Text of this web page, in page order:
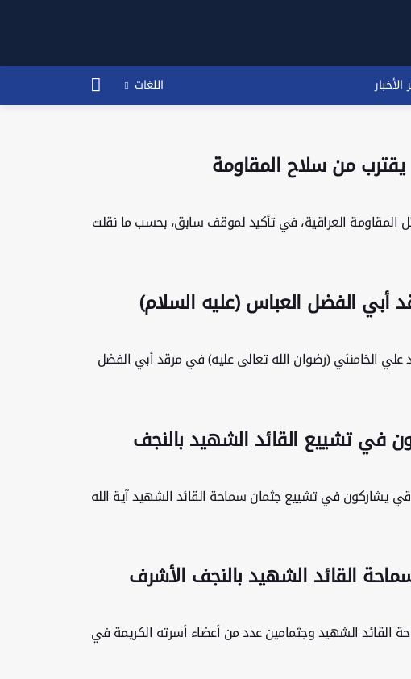
الأخبار اللغات
من سلاح المقاومة
العراقية، في تأكيد لموقف سابق، بحسب ما نقلت
أبي الفضل العباس (عليه السلام)
الخامنئي (رضوان الله تعالى عليه) في مرقد أبي الفضل
يشاركون في تشييع جثمان سماحة القائد الشهيد آية الله
القائد الشهيد بالنجف الأشرف
الشهيد وجثمامين عدد من أعضاء أسرته الكريمة في